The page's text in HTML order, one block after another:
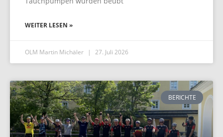
WEITER LESEN »
OLM Martin Michäler 27. Juli 2026
BERICHTE